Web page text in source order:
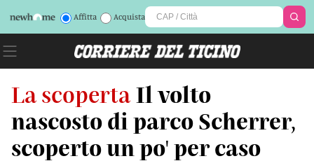
Affitta Acquista
La scoperta Il volto
nascosto di parco Scherrer,
scoperto un po' per caso